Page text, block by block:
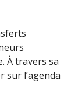
À travers sa
sur l’agenda